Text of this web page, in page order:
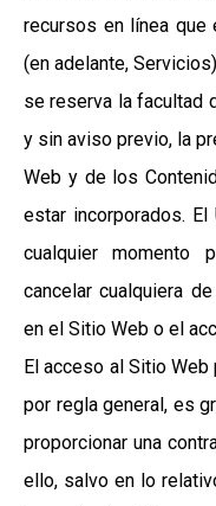
recursos en línea
(en adelante,
se reserva la facultad
y sin aviso previo, la
Web y de los
estar incorporados.
cualquier momento
cancelar cualquiera
en el Sitio Web o el
El acceso al Sitio
por regla general, es
proporcionar una
ello, salvo en lo